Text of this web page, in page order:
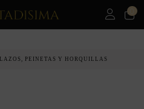
LAZOS, PEINETAS Y HORQUILLAS